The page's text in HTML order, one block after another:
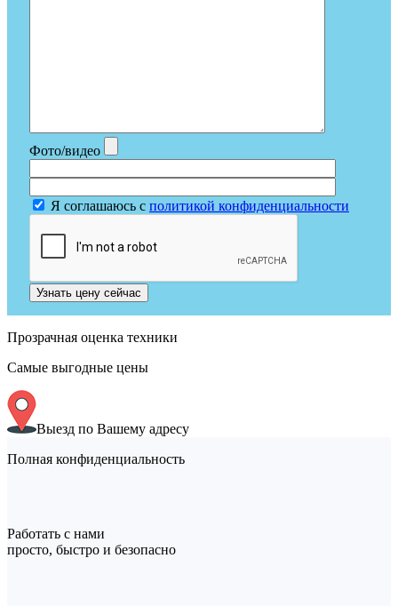
Фото/видео
Я соглашаюсь с политикой конфиденциальности
Узнать цену сейчас
Прозрачная оценка техники
Самые выгодные цены
Выезд по Вашему адресу
Полная конфиденциальность
Работать с нами
просто, быстро и безопасно